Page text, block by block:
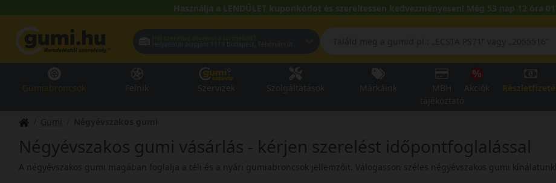
Használja a LENDÜLET kuponkódot és szereltessen kedvezményesen! Még 53 nap 12 óra
Gumi
Négyévszakos gumi vásárlás - kérjen szerelést időpontfoglalással
A négyévszakos gumi magában foglalja a téli és a nyári gumiabroncsok jellemzőit. Válogasson széles négyévszakos gumi